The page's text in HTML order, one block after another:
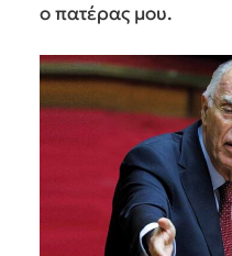
ο πατέρας μου.